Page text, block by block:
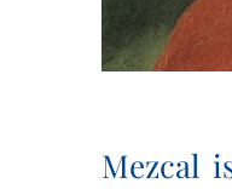
Mezcal